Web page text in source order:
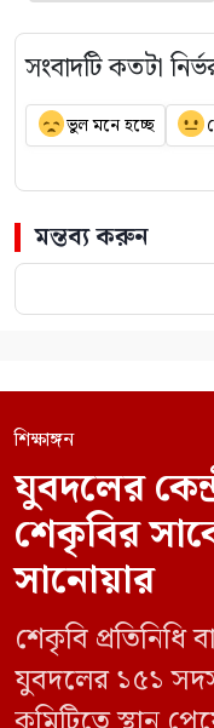
সংবাদটি কতটা
ভুল মনে হচ্ছে
মন্তব্য করুন
শিক্ষাঙ্গন
যুবদলের
শেকৃবির
সানোয়ার
শেকৃবি প্রতিনিধি
যুবদলের ১৫১